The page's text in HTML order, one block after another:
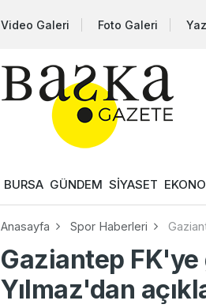
Video Galeri Foto Galeri
BURSA GÜNDEM SİYASET
Anasayfa Spor Haberleri
Gaziantep
Yılmaz'dan